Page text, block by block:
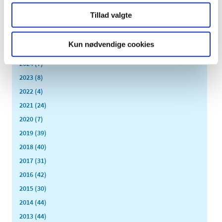
Tillad valgte
Kun nødvendige cookies
januar (2)
2024 (7)
2023 (8)
2022 (4)
2021 (24)
2020 (7)
2019 (39)
2018 (40)
2017 (31)
2016 (42)
2015 (30)
2014 (44)
2013 (44)